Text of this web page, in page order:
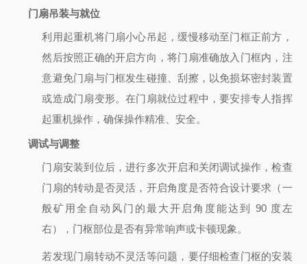
门扇吊装与就位
利用起重机将门扇小心吊起，缓慢移动至门框正前方，
然后按照正确的开启方向，将门扇准确放入门框内，注
意避免门扇与门框发生碰撞、刮擦，以免损坏密封装置
或造成门扇变形。在门扇就位过程中，要安排专人指挥
起重机操作，确保操作精准、安全。
调试与调整
门扇安装到位后，进行多次开启和关闭调试操作，检查
门扇的转动是否灵活，开启角度是否符合设计要求（一
般矿用全自动风门的最大开启角度能达到 90 度左
右），门枢部位是否有异常响声或卡顿现象。
若发现门扇转动不灵活等问题，要仔细检查门枢的安装